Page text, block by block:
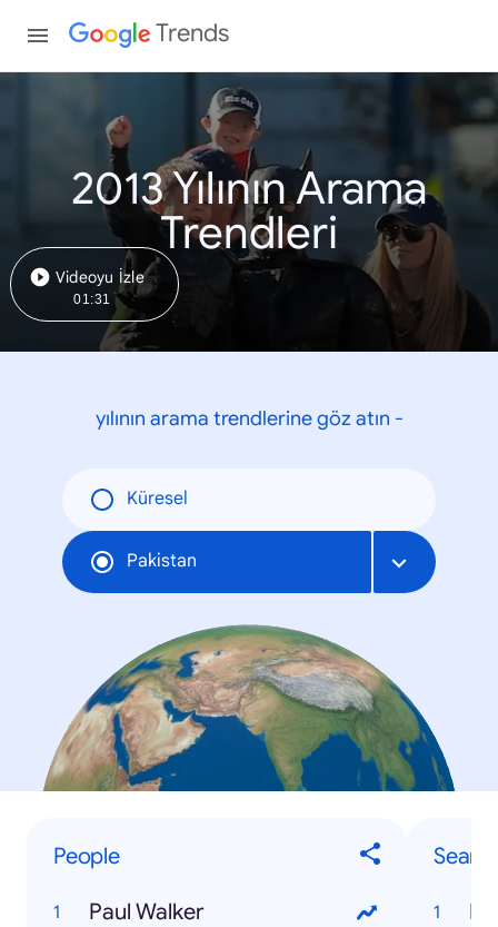
Trends
2013 Yılının Arama
Trendleri
Videoyu İzle
01:31
yılının arama trendlerine göz atın -
Küresel
Pakistan
People
Paul Walker